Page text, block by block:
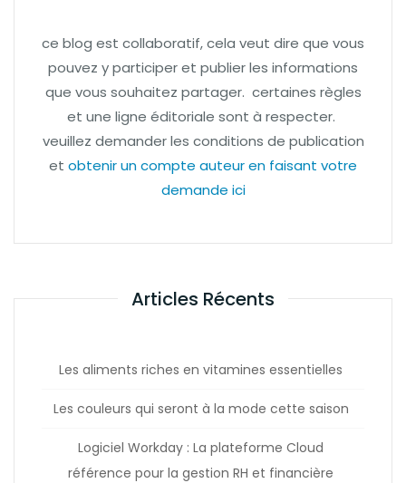
ce blog est collaboratif, cela veut dire que vous
pouvez y participer et publier les informations
que vous souhaitez partager. certaines règles
et une ligne éditoriale sont à respecter.
veuillez demander les conditions de publication
et obtenir un compte auteur en faisant votre
demande ici
Articles Récents
Les aliments riches en vitamines essentielles
Les couleurs qui seront à la mode cette saison
Logiciel Workday : La plateforme Cloud
référence pour la gestion RH et financière